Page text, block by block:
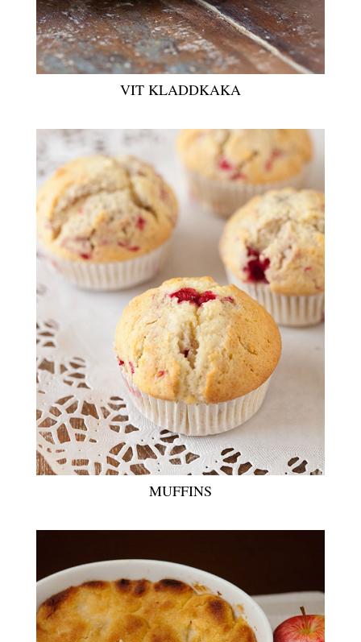
VIT KLADDKAKA
MUFFINS